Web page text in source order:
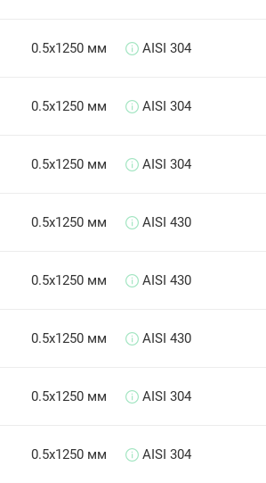
0.5х1250 мм AISI 304
0.5х1250 мм AISI 304
0.5х1250 мм AISI 304
0.5х1250 мм AISI 430
0.5х1250 мм AISI 430
0.5х1250 мм AISI 430
0.5х1250 мм AISI 304
0.5х1250 мм AISI 304